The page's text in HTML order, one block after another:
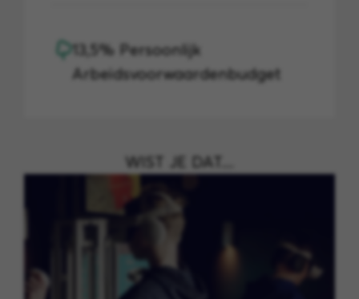
13,5% Persoonlijk
Arbeidsvoorwaardenbudget
WIST JE DAT....